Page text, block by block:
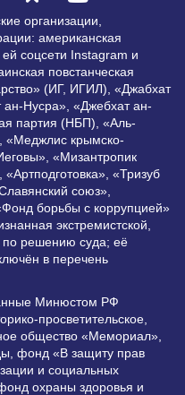
организации,
американская
соцсети Instagram и
повстанческая
(ИГ, ИГИЛ), «Джабхат
Нусра», «Джебхат ан-
партия (НБП), «Аль-
крымско-
«Мизантропик
«Тризуб
союз»,
борьбы с коррупцией»
экстремистской,
решению суда; её
в перечень
Минюстом РФ
просветительское,
общество «Мемориал»,
фонд «В защиту прав
и социальных
охраны здоровья и